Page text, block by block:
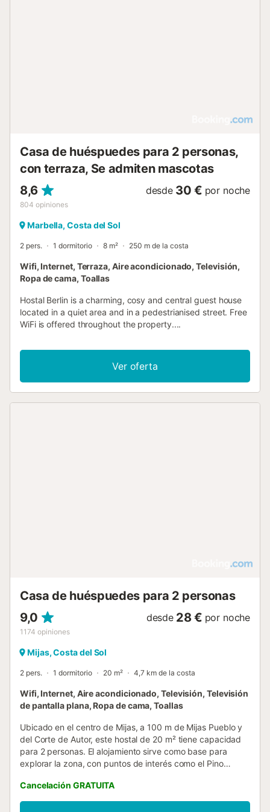
Casa de huéspuedes para 2 personas,
con terraza, Se admiten mascotas
8,6
804 opiniones
desde 30 € por noche
Marbella, Costa del Sol
2 pers. 1 dormitorio 8 m² 250 m de la costa
Wifi, Internet, Terraza, Aire acondicionado, Televisión,
Ropa de cama, Toallas
Hostal Berlin is a charming, cosy and central guest house
located in a quiet area and in a pedestrianised street. Free
WiFi is offered throughout the property....
Ver oferta
Casa de huéspuedes para 2 personas
9,0
1174 opiniones
desde 28 € por noche
Mijas, Costa del Sol
2 pers. 1 dormitorio 20 m² 4,7 km de la costa
Wifi, Internet, Aire acondicionado, Televisión, Televisión
de pantalla plana, Ropa de cama, Toallas
Ubicado en el centro de Mijas, a 100 m de Mijas Pueblo y
del Corte de Autor, este hostal de 20 m² tiene capacidad
para 2 personas. El alojamiento sirve como base para
explorar la zona, con puntos de interés como el Pino
400 m. La estancia cuenta con 1 dormitorio con una cama
individual, baño privado y una zona de estar equipada con
Cancelación GRATUITA